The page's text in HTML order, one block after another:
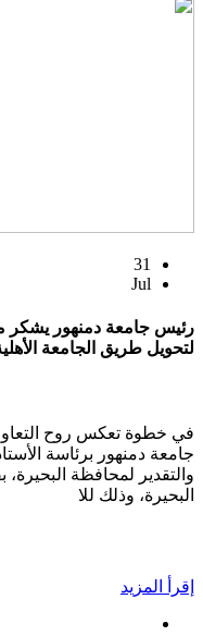
31
Jul
رئيس جامعة دمنهور يشكر
لتحويل طريق الجامعة
في خطوة تعكس روح
جامعة دمنهور برئاسة
والتقدير لمحافظة
البحيرة، وذلك للا
إقرأ المزيد